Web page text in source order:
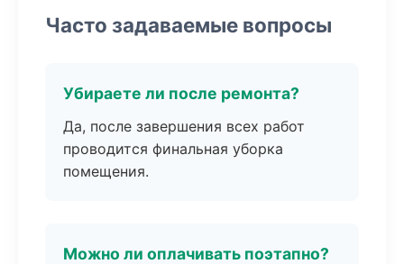
Часто задаваемые вопросы
Убираете ли после ремонта?
Да, после завершения всех работ
проводится финальная уборка
помещения.
Можно ли оплачивать поэтапно?